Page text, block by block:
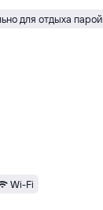
для отдыха парой
Wi-Fi